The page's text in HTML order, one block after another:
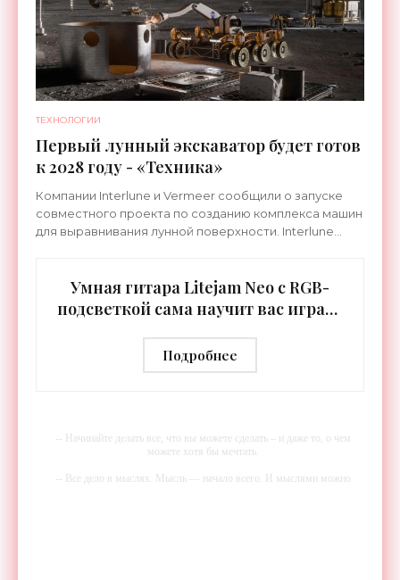
ТЕХНОЛОГИИ
Первый лунный экскаватор будет готов
к 2028 году - «Техника»
Компании Interlune и Vermeer сообщили о запуске
совместного проекта по созданию комплекса машин
для выравнивания лунной поверхности. Interlune
Умная гитара Litejam Neo с RGB-
подсветкой сама научит вас играть
Подробнее
-- Начинайте делать все, что вы можете сделать – и даже то, о чем
можете хотя бы мечтать.
-- Все дело в мыслях. Мысль — начало всего. И мыслями можно